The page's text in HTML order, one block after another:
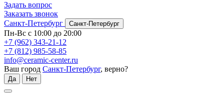
Задать вопрос
Заказать звонок
Санкт-Петербург
Санкт-Петербург
Пн-Вс с 10:00 до 20:00
+7 (962) 343-21-12
+7 (812) 985-58-85
info@ceramic-center.ru
Ваш город Санкт-Петербург, верно?
Да Нет